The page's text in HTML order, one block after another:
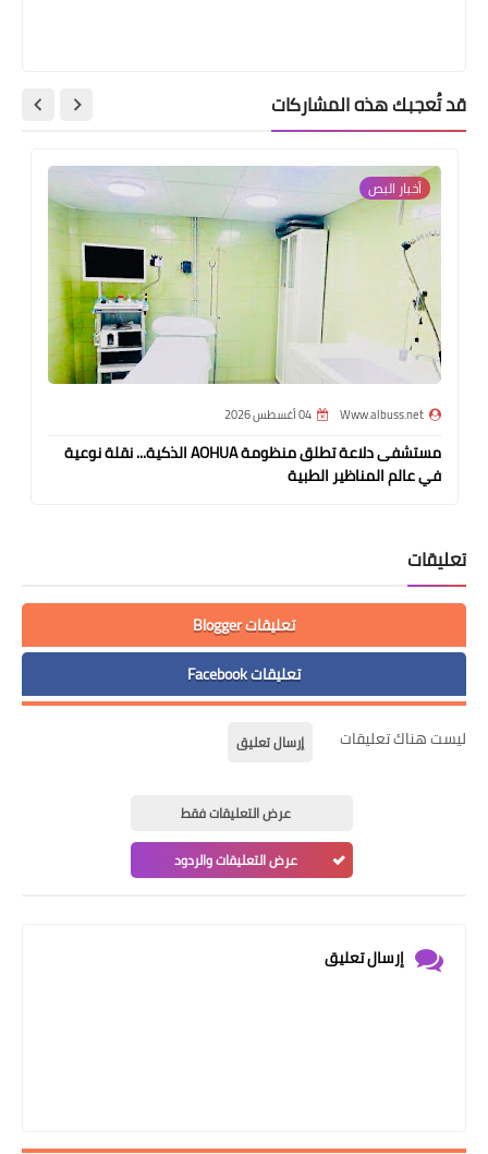
قد تُعجبك هذه المشاركات
أخبار البص
Www.albuss.net 04 أغسطس 2026
مستشفى دلاعة تطلق منظومة AOHUA الذكية... نقلة نوعية
في عالم المناظير الطبية
تعليقات
تعليقات Blogger
تعليقات Facebook
ليست هناك تعليقات إرسال تعليق
عرض التعليقات فقط
عرض التعليقات والردود
إرسال تعليق